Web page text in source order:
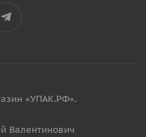
«УПАК.РФ».
Валентинович